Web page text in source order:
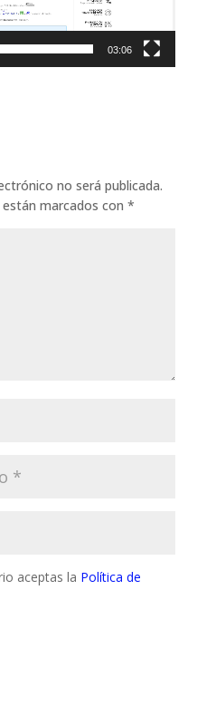
03:06
no será publicada.
marcados con *
aceptas la Política de